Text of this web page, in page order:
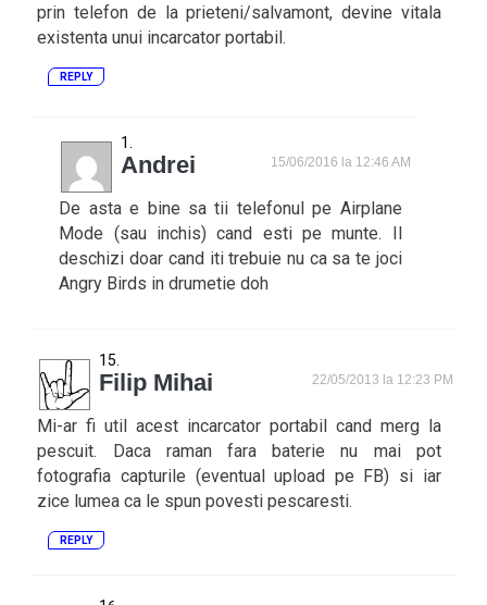
prin telefon de la prieteni/salvamont, devine vitala
existenta unui incarcator portabil.
REPLY
Andrei 15/06/2016 la 12:46 AM
De asta e bine sa tii telefonul pe Airplane
Mode (sau inchis) cand esti pe munte. Il
deschizi doar cand iti trebuie nu ca sa te joci
Angry Birds in drumetie doh
Filip Mihai 22/05/2013 la 12:23 PM
Mi-ar fi util acest incarcator portabil cand merg la
pescuit. Daca raman fara baterie nu mai pot
fotografia capturile (eventual upload pe FB) si iar
zice lumea ca le spun povesti pescaresti.
REPLY